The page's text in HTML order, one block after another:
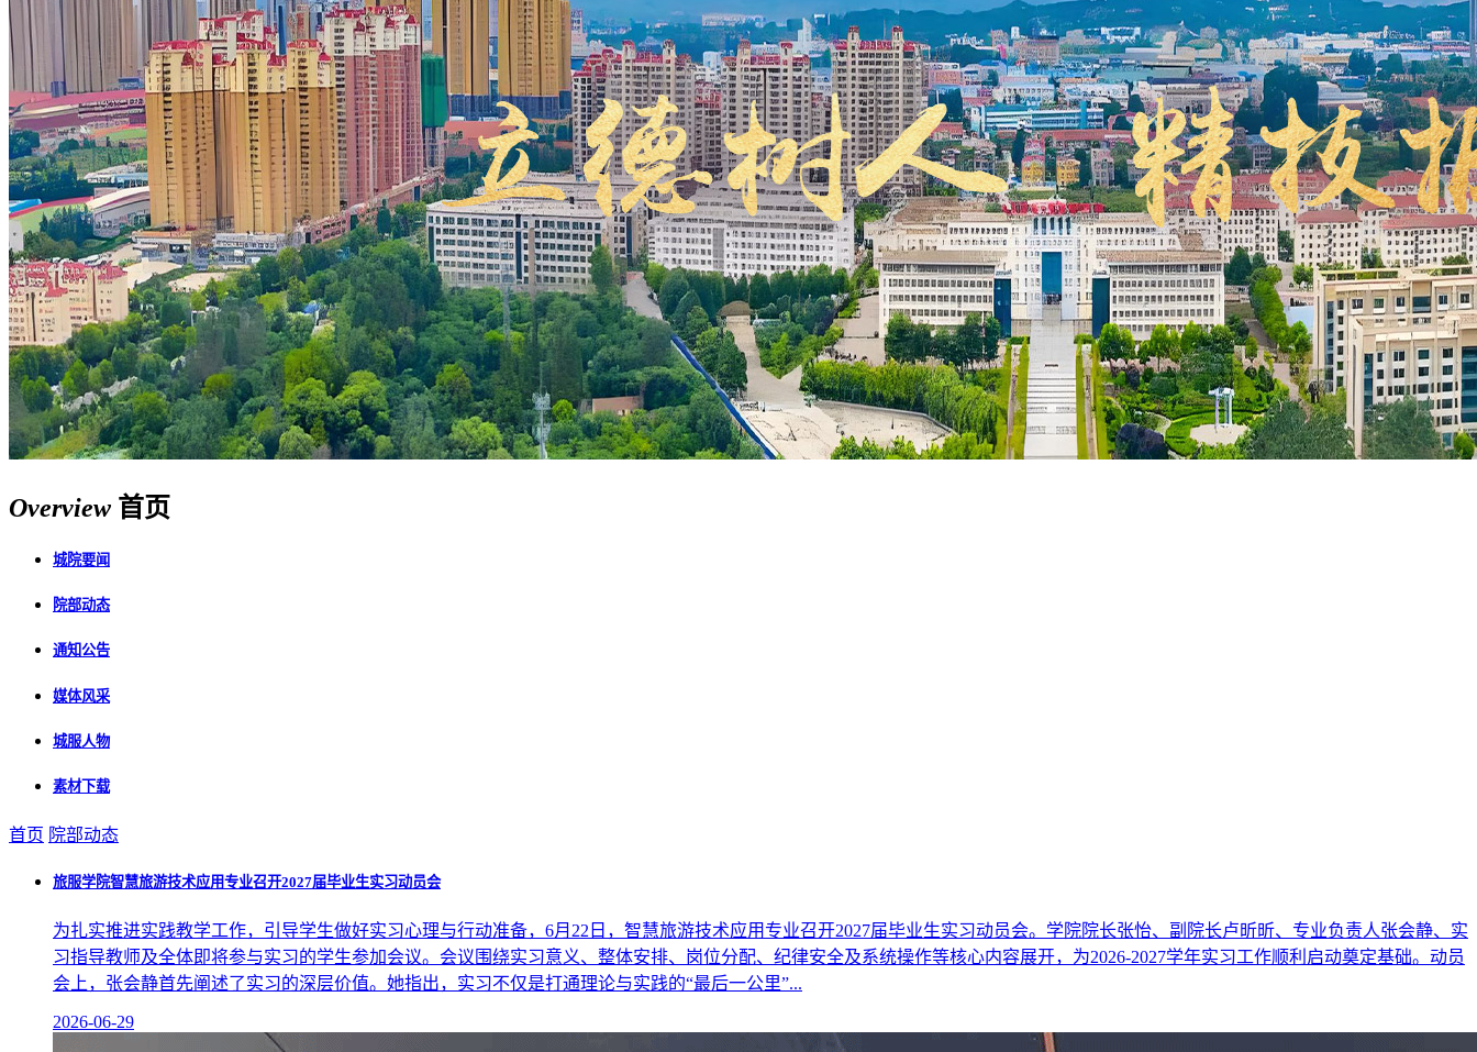
Overview 首页
城院要闻
院部动态
通知公告
媒体风采
城服人物
素材下载
首页 院部动态
旅服学院智慧旅游技术应用专业召开2027届毕业生实习动员会
为扎实推进实践教学工作，引导学生做好实习心理与行动准备，6月22日，智慧旅游技术应用专业召开2027届毕业生实习动员会。学院院长张怡、副院长卢昕昕、专业负责人张会静、实
习指导教师及全体即将参与实习的学生参加会议。会议围绕实习意义、整体安排、岗位分配、纪律安全及系统操作等核心内容展开，为2026-2027学年实习工作顺利启动奠定基础。动员
会上，张会静首先阐述了实习的深层价值。她指出，实习不仅是打通理论与实践的“最后一公里”...
2026-06-29